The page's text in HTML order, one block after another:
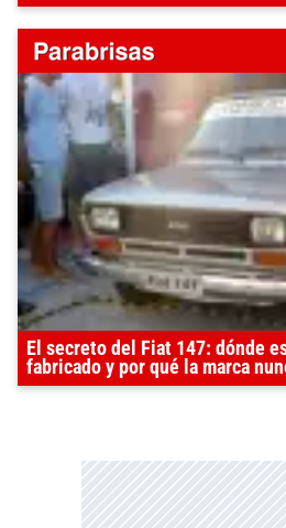
El secreto del Fiat 147: dónde
fabricado y por qué la marca